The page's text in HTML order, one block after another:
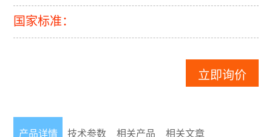
国家标准：
立即询价
产品详情 技术参数 相关产品 相关文章